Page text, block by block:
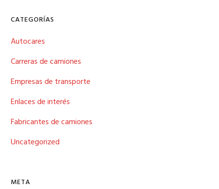
CATEGORÍAS
Autocares
Carreras de camiones
Empresas de transporte
Enlaces de interés
Fabricantes de camiones
Uncategorized
META